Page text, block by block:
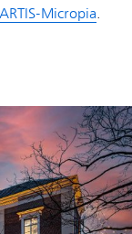
ARTIS-Micropia.